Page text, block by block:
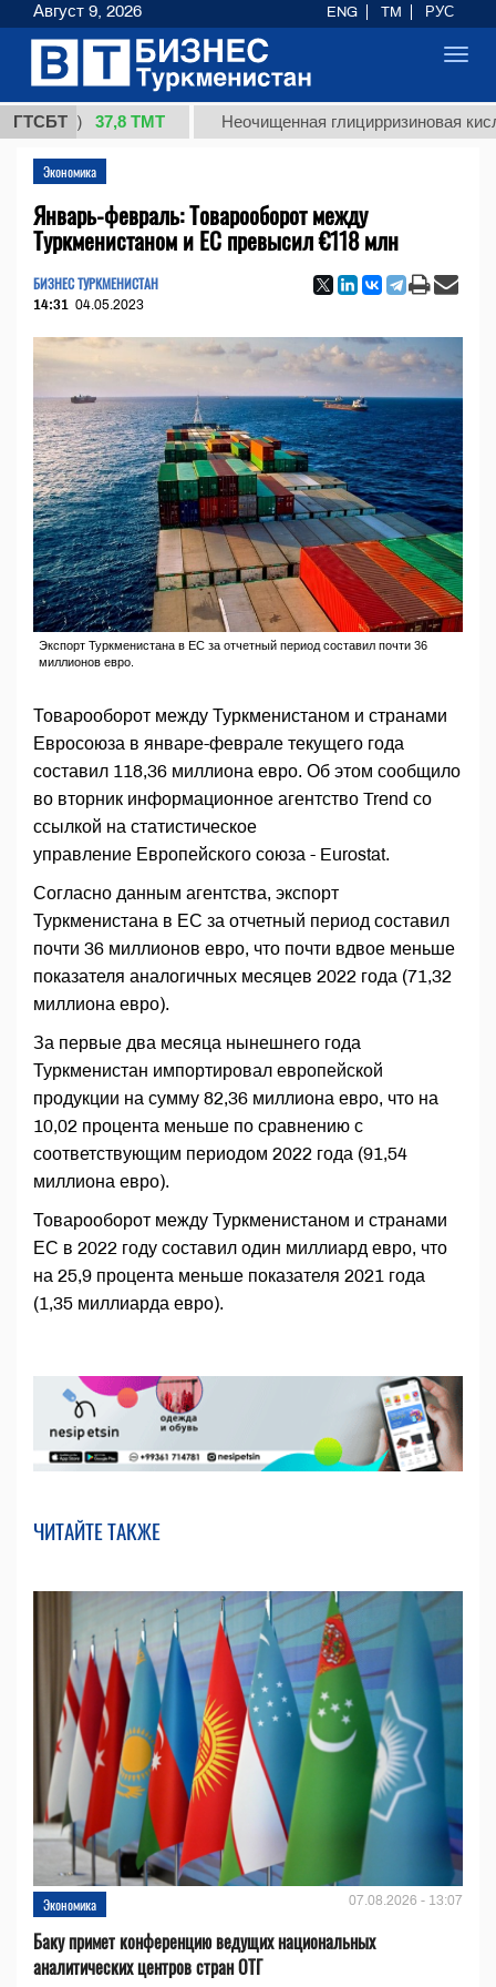
ГТСБТ
37,8 ТМТ Неочищенная глицирризиновая кислота
Экономика
Январь-февраль: Товарооборот между
Туркменистаном и ЕС превысил €118 млн
БИЗНЕС ТУРКМЕНИСТАН
14:31 04.05.2023
Экспорт Туркменистана в ЕС за отчетный период составил почти 36
миллионов евро.
Товарооборот между Туркменистаном и странами
Евросоюза в январе-феврале текущего года
составил 118,36 миллиона евро. Об этом сообщило
во вторник информационное агентство Trend со
ссылкой на статистическое
управление Европейского союза - Eurostat.
Согласно данным агентства, экспорт
Туркменистана в ЕС за отчетный период составил
почти 36 миллионов евро, что почти вдвое меньше
показателя аналогичных месяцев 2022 года (71,32
миллиона евро).
За первые два месяца нынешнего года
Туркменистан импортировал европейской
продукции на сумму 82,36 миллиона евро, что на
10,02 процента меньше по сравнению с
соответствующим периодом 2022 года (91,54
миллиона евро).
Товарооборот между Туркменистаном и странами
ЕС в 2022 году составил один миллиард евро, что
на 25,9 процента меньше показателя 2021 года
(1,35 миллиарда евро).
ЧИТАЙТЕ ТАКЖЕ
Экономика 07.08.2026 - 13:07
Баку примет конференцию ведущих национальных
аналитических центров стран ОТГ
Август 9, 2026 ENG TM РУС